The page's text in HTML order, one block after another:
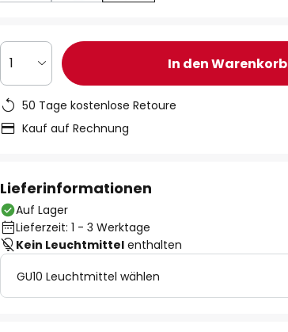
1 In den Warenkorb
50 Tage kostenlose Retoure
Kauf auf Rechnung
Lieferinformationen
Auf Lager
Lieferzeit: 1 - 3 Werktage
Kein Leuchtmittel enthalten
GU10 Leuchtmittel wählen